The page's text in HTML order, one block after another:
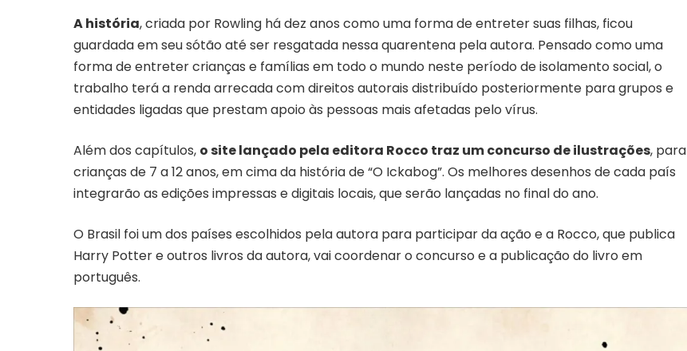
A história, criada por Rowling há dez anos como uma forma de entreter suas filhas, ficou
guardada em seu sótão até ser resgatada nessa quarentena pela autora. Pensado como uma
forma de entreter crianças e famílias em todo o mundo neste período de isolamento social, o
trabalho terá a renda arrecada com direitos autorais distribuído posteriormente para grupos e
entidades ligadas que prestam apoio às pessoas mais afetadas pelo vírus.
Além dos capítulos, o site lançado pela editora Rocco traz um concurso de ilustrações, para
crianças de 7 a 12 anos, em cima da história de “O Ickabog”. Os melhores desenhos de cada país
integrarão as edições impressas e digitais locais, que serão lançadas no final do ano.
O Brasil foi um dos países escolhidos pela autora para participar da ação e a Rocco, que publica
Harry Potter e outros livros da autora, vai coordenar o concurso e a publicação do livro em
português.